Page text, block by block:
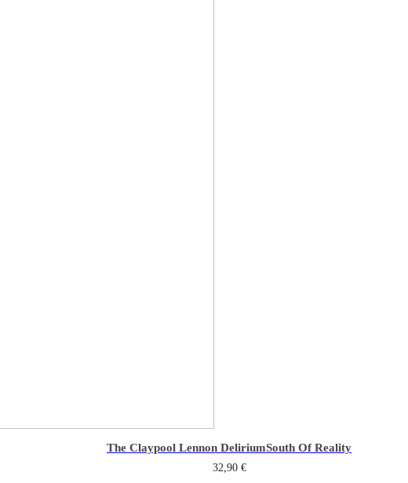
The Claypool Lennon DeliriumSouth Of Reality
32,90 €